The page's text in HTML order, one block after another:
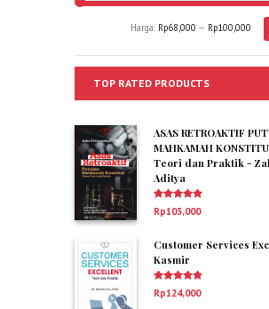
Harga: Rp68,000 — Rp100,000
TOP RATED PRODUCTS
ASAS RETROAKTIF
MAHKAMAH
Teori dan Praktik -
Aditya
Dinilai 5.00
dari 5
Rp103,000
Customer Services
Kasmir
Dinilai 5.00
dari 5
Rp124,000